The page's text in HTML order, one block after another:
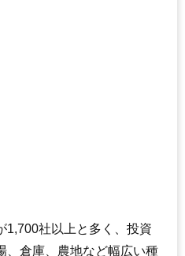
1,700社以上と多く、投資
、倉庫、農地など幅広い種